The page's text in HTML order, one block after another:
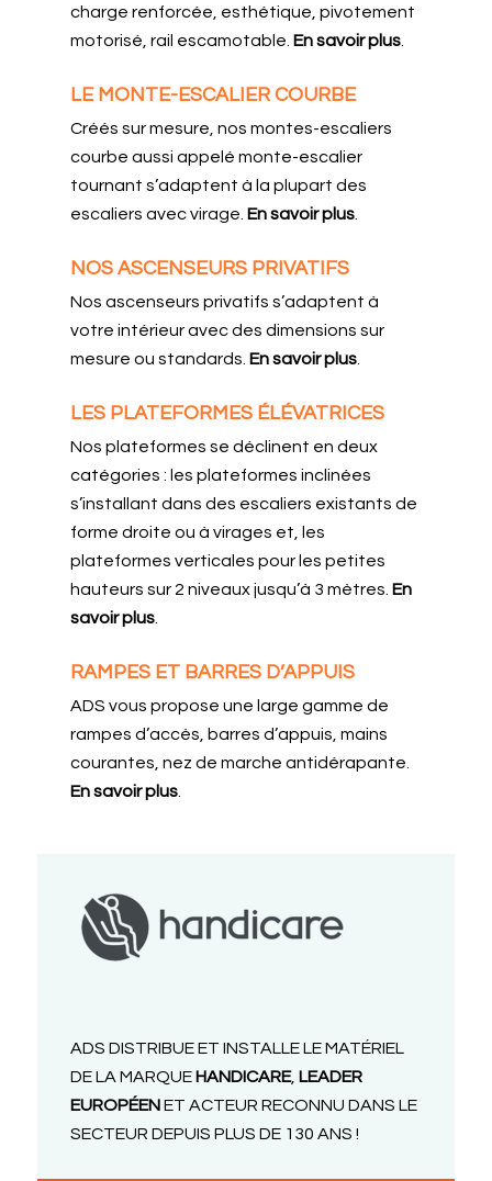
charge renforcée, esthétique, pivotement
motorisé, rail escamotable. En savoir plus.
LE MONTE-ESCALIER COURBE
Créés sur mesure, nos montes-escaliers
courbe aussi appelé monte-escalier
tournant s’adaptent à la plupart des
escaliers avec virage. En savoir plus.
NOS ASCENSEURS PRIVATIFS
Nos ascenseurs privatifs s’adaptent à
votre intérieur avec des dimensions sur
mesure ou standards. En savoir plus.
LES PLATEFORMES ÉLÉVATRICES
Nos plateformes se déclinent en deux
catégories : les plateformes inclinées
s’installant dans des escaliers existants de
forme droite ou à virages et, les
plateformes verticales pour les petites
hauteurs sur 2 niveaux jusqu’à 3 mètres. En
savoir plus.
RAMPES ET BARRES D’APPUIS
ADS vous propose une large gamme de
rampes d’accès, barres d’appuis, mains
courantes, nez de marche antidérapante.
En savoir plus.
ADS DISTRIBUE ET INSTALLE LE MATÉRIEL
DE LA MARQUEHANDICARE, LEADER
EUROPÉENET ACTEUR RECONNU DANS LE
SECTEUR DEPUIS PLUS DE 130 ANS !